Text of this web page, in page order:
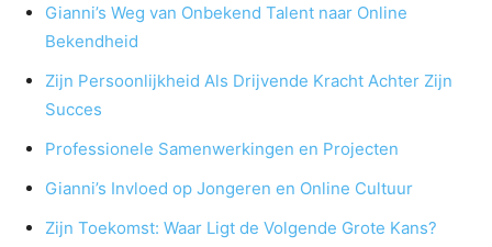
Gianni’s Weg van Onbekend Talent naar Online
Bekendheid
Zijn Persoonlijkheid Als Drijvende Kracht Achter Zijn
Succes
Professionele Samenwerkingen en Projecten
Gianni’s Invloed op Jongeren en Online Cultuur
Zijn Toekomst: Waar Ligt de Volgende Grote Kans?